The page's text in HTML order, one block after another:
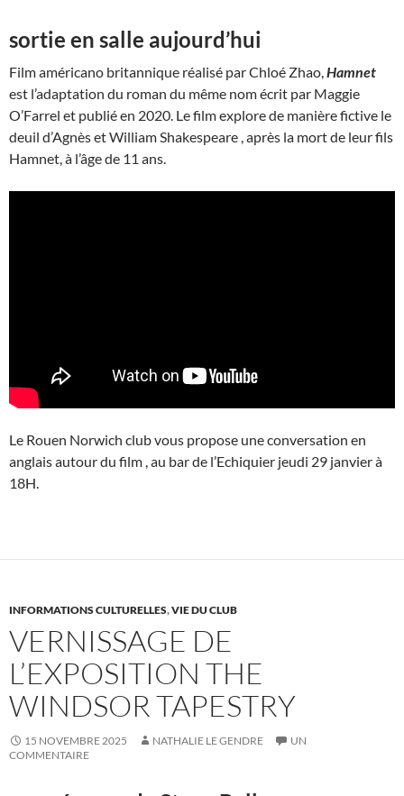
sortie en salle aujourd’hui
Film américano britannique réalisé par Chloé Zhao, Hamnet
est l’adaptation du roman du même nom écrit par Maggie
O’Farrel et publié en 2020. Le film explore de manière fictive le
deuil d’Agnès et William Shakespeare , après la mort de leur fils
Hamnet, à l’âge de 11 ans.
Le Rouen Norwich club vous propose une conversation en
anglais autour du film , au bar de l’Echiquier jeudi 29 janvier à
18H.
INFORMATIONS CULTURELLES,VIE DU CLUB
VERNISSAGE DE
L’EXPOSITION THE
WINDSOR TAPESTRY
15 NOVEMBRE 2025 NATHALIE LE GENDRE
UN
COMMENTAIRE